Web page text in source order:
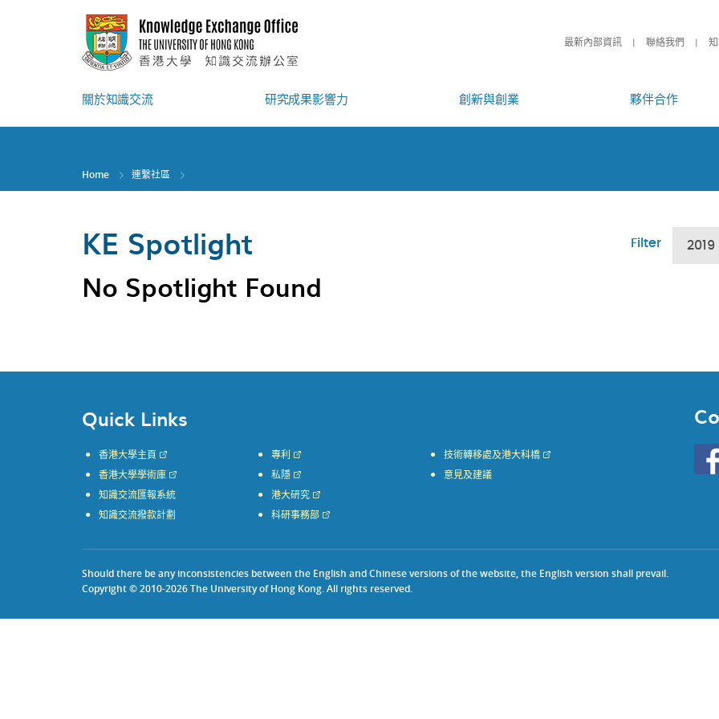
最新內部資訊 聯絡我們
關於知識交流 研究成果影響力 創新與創業 夥伴合作
Home 連繫社區
KE Spotlight Filter 2019
No Spotlight Found
Quick Links
香港大學主頁
香港大學學術庫
知識交流匯報系統
知識交流撥款計劃
專利
私隱
港大研究
科研事務部
技術轉移處及港大科橋
意見及建議
HKU
Should there be any inconsistencies between the English and Chinese versions of the website, the English version shall prevail.
Copyright © 2010-2026 The University of Hong Kong. All rights reserved.